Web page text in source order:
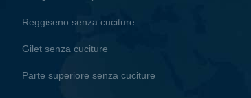
Reggiseno senza cuciture
Gilet senza cuciture
Parte superiore senza cuciture